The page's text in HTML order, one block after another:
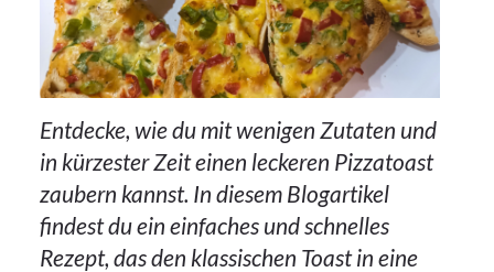
Entdecke, wie du mit wenigen Zutaten und
in kürzester Zeit einen leckeren Pizzatoast
zaubern kannst. In diesem Blogartikel
findest du ein einfaches und schnelles
Rezept, das den klassischen Toast in eine